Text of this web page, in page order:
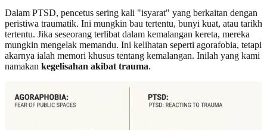
Dalam PTSD, pencetus sering kali "isyarat" yang berkaitan dengan
peristiwa traumatik. Ini mungkin bau tertentu, bunyi kuat, atau tarikh
tertentu. Jika seseorang terlibat dalam kemalangan kereta, mereka
mungkin mengelak memandu. Ini kelihatan seperti agorafobia, tetapi
akarnya ialah memori khusus tentang kemalangan. Inilah yang kami
namakan kegelisahan akibat trauma.